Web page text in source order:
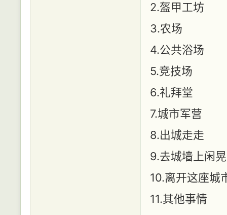
2.盔甲工坊
3.农场
4.公共浴场
5.竞技场
6.礼拜堂
7.城市军营
8.出城走走
9.去城墙上闲晃
10.离开这座城
11.其他事情